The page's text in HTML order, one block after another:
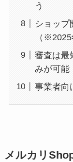
う
ショップ
（※2025
審査は最
みが可能
事業者向
メルカリ